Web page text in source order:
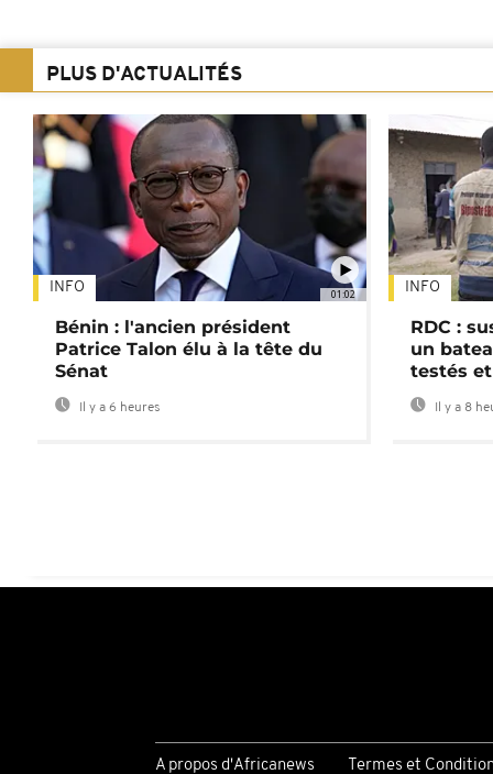
PLUS D'ACTUALITÉS
01:02
INFO
Bénin : l'ancien président
Patrice Talon élu à la tête du
Sénat
Il y a 6 heures
INFO
RDC :
un
testés
Il y a 8
A propos d'Africanews Termes et